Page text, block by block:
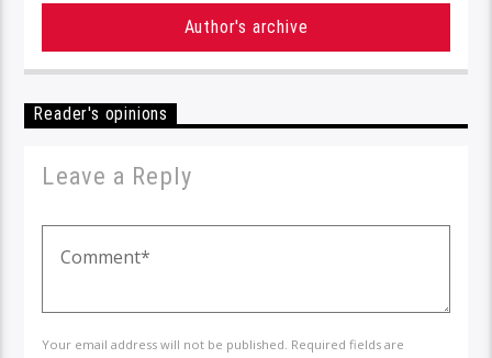
Author's archive
Reader's opinions
Leave a Reply
Your email address will not be published. Required fields are